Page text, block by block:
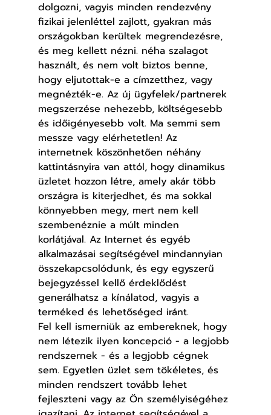
dolgozni, vagyis minden rendezvény
fizikai jelenléttel zajlott, gyakran más
országokban kerültek megrendezésre,
és meg kellett nézni. néha szalagot
használt, és nem volt biztos benne,
hogy eljutottak-e a címzetthez, vagy
megnézték-e. Az új ügyfelek/partnerek
megszerzése nehezebb, költségesebb
és időigényesebb volt. Ma semmi sem
messze vagy elérhetetlen! Az
internetnek köszönhetően néhány
kattintásnyira van attól, hogy dinamikus
üzletet hozzon létre, amely akár több
országra is kiterjedhet, és ma sokkal
könnyebben megy, mert nem kell
szembenéznie a múlt minden
korlátjával. Az Internet és egyéb
alkalmazásai segítségével mindannyian
összekapcsolódunk, és egy egyszerű
bejegyzéssel kellő érdeklődést
generálhatsz a kínálatod, vagyis a
terméked és lehetőséged iránt.
Fel kell ismerniük az embereknek, hogy
nem létezik ilyen koncepció - a legjobb
rendszernek - és a legjobb cégnek
sem. Egyetlen üzlet sem tökéletes, és
minden rendszert tovább lehet
fejleszteni vagy az Ön személyiségéhez